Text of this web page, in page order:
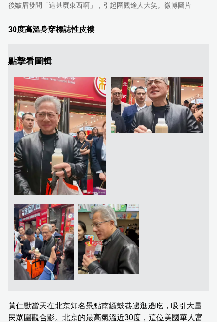
後皺眉發問「這甚麼東西啊」，引起圍觀途人大笑。微博圖片
30度高溫身穿標誌性皮褸
點擊看圖輯
黃仁勳當天在北京知名景點南鑼鼓巷邊逛邊吃，吸引大量
民眾圍觀合影。北京的最高氣溫近30度，這位美國華人富